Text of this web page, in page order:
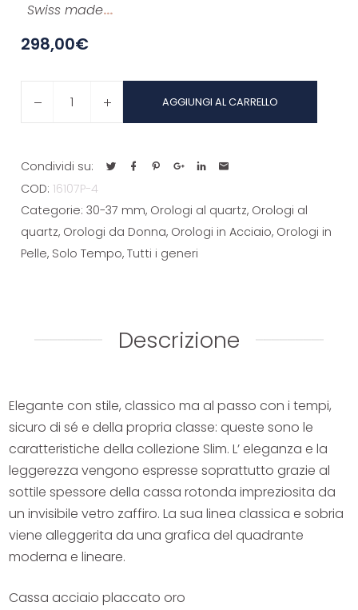
Swiss made…
298,00€
AGGIUNGI AL CARRELLO
Condividi su:
COD: 16107P-4
Categorie:30-37 mm, Orologi al quartz, Orologi al
quartz, Orologi da Donna, Orologi in Acciaio, Orologi in
Pelle, Solo Tempo,Tutti i generi
Descrizione
Elegante con stile, classico ma al passo con i tempi,
sicuro di sé e della propria classe: queste sono le
caratteristiche della collezione Slim. L’ eleganza e la
leggerezza vengono espresse soprattutto grazie al
sottile spessore della cassa rotonda impreziosita da
un invisibile vetro zaffiro. La sua linea classica e sobria
viene alleggerita da una grafica del quadrante
moderna e lineare.
Cassa acciaio placcato oro